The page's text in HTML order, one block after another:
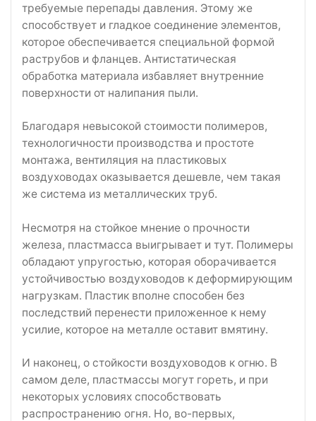
требуемые перепады давления. Этому же
способствует и гладкое соединение элементов,
которое обеспечивается специальной формой
раструбов и фланцев. Антистатическая
обработка материала избавляет внутренние
поверхности от налипания пыли.
Благодаря невысокой стоимости полимеров,
технологичности производства и простоте
монтажа, вентиляция на пластиковых
воздуховодах оказывается дешевле, чем такая
же система из металлических труб.
Несмотря на стойкое мнение о прочности
железа, пластмасса выигрывает и тут. Полимеры
обладают упругостью, которая оборачивается
устойчивостью воздуховодов к деформирующим
нагрузкам. Пластик вполне способен без
последствий перенести приложенное к нему
усилие, которое на металле оставит вмятину.
И наконец, о стойкости воздуховодов к огню. В
самом деле, пластмассы могут гореть, и при
некоторых условиях способствовать
распространению огня. Но, во-первых,